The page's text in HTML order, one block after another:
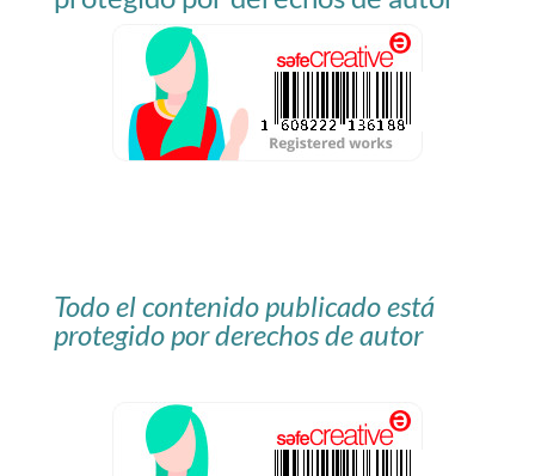
Todo el contenido publicado está
protegido por derechos de autor